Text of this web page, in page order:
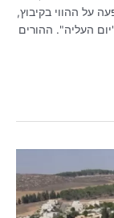
על ההווי בקיבוץ,
העליה". ההורים